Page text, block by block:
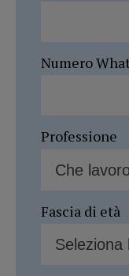
Numero
Professione
Fascia di età